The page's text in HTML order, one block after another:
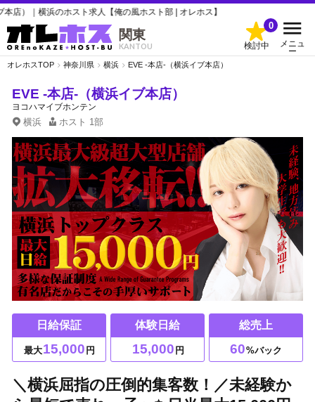
浜のホスト求人【俺の風ホスト部 | オレホス】
関東
KANTOU 検討中
0
メニュ
ー
オレホスTOP 神奈川県 横浜 EVE -本店-（横浜イブ本店）
EVE -本店-（横浜イブ本店）
ヨコハマイブホンテン
横浜 ホスト 1部
日給保証
最大15,000 円
体験日給
15,000 円
総売上
60%バック
＼横浜屈指の圧倒的集客数！／未経験か